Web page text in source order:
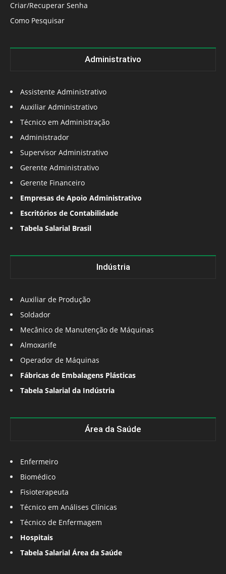
Criar/Recuperar Senha
Como Pesquisar
Administrativo
Assistente Administrativo
Auxiliar Administrativo
Técnico em Administração
Administrador
Supervisor Administrativo
Gerente Administrativo
Gerente Financeiro
Empresas de Apoio Administrativo
Escritórios de Contabilidade
Tabela Salarial Brasil
Indústria
Auxiliar de Produção
Soldador
Mecânico de Manutenção de Máquinas
Almoxarife
Operador de Máquinas
Fábricas de Embalagens Plásticas
Tabela Salarial da Indústria
Área da Saúde
Enfermeiro
Biomédico
Fisioterapeuta
Técnico em Análises Clínicas
Técnico de Enfermagem
Hospitais
Tabela Salarial Área da Saúde